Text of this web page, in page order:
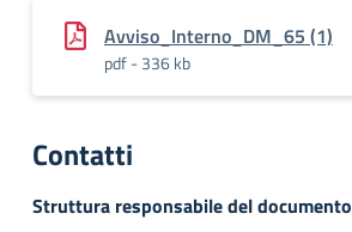
Avviso_Interno_DM_65 (1)
pdf - 336 kb
Contatti
Struttura responsabile del documento